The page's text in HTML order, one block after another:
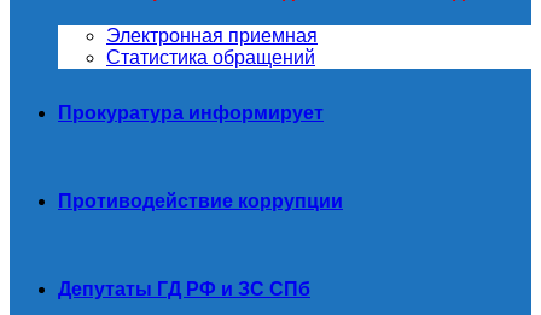
Электронная приемная
Статистика обращений
Прокуратура информирует
Противодействие коррупции
Депутаты ГД РФ и ЗС СПб